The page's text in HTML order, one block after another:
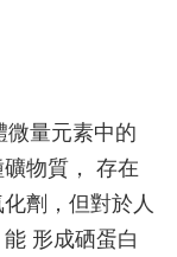
微量元素中的
礦物質， 存在
劑，但對於人
形成硒蛋白